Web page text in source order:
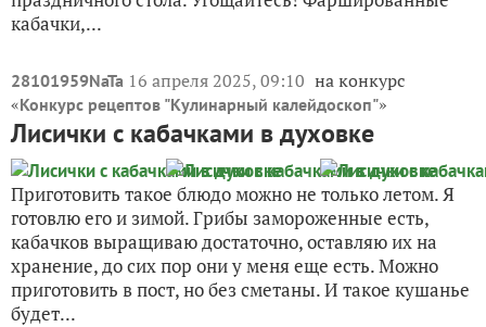
кабачки,...
28101959NaTa 16 апреля 2025, 09:10 на конкурс
«Конкурс рецептов "Кулинарный калейдоскоп"»
Лисички с кабачками в духовке
Приготовить такое блюдо можно не только летом. Я
готовлю его и зимой. Грибы замороженные есть,
кабачков выращиваю достаточно, оставляю их на
хранение, до сих пор они у меня еще есть. Можно
приготовить в пост, но без сметаны. И такое кушанье
будет...